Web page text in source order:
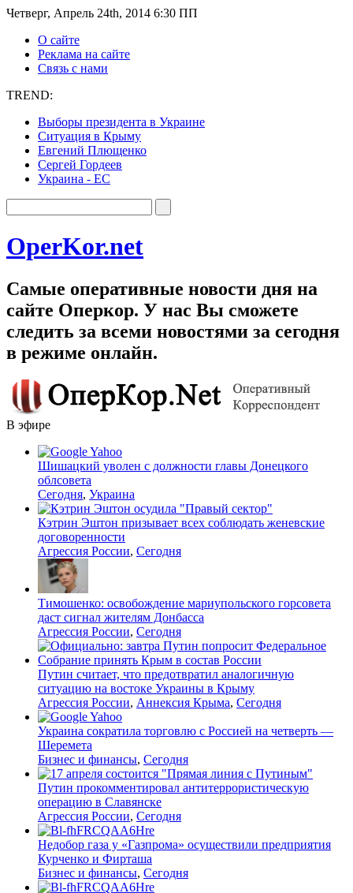
Четверг, Апрель 24th, 2014 6:30 ПП
О сайте
Реклама на сайте
Связь с нами
TREND:
Выборы президента в Украине
Ситуация в Крыму
Евгений Плющенко
Сергей Гордеев
Украина - ЕС
OperKor.net
Самые оперативные новости дня на
сайте Оперкор. У нас Вы сможете
следить за всеми новостями за сегодня
в режиме онлайн.
В эфире
Шишацкий уволен с должности главы Донецкого
облсовета
Сегодня, Украина
Кэтрин Эштон призывает всех соблюдать женевские
договоренности
Агрессия России, Сегодня
Тимошенко: освобождение мариупольского горсовета
даст сигнал жителям Донбасса
Агрессия России, Сегодня
Путин считает, что предотвратил аналогичную
ситуацию на востоке Украины в Крыму
Агрессия России, Аннексия Крыма, Сегодня
Украина сократила торговлю с Россией на четверть —
Шеремета
Бизнес и финансы, Сегодня
Путин прокомментировал антитеррористическую
операцию в Славянске
Агрессия России, Сегодня
Недобор газа у «Газпрома» осуществили предприятия
Курченко и Фирташа
Бизнес и финансы, Сегодня